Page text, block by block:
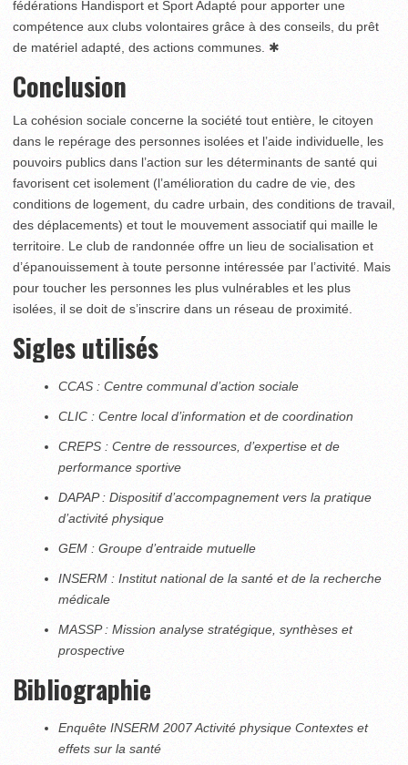
fédérations Handisport et Sport Adapté pour apporter une
compétence aux clubs volontaires grâce à des conseils, du prêt
de matériel adapté, des actions communes. ✱
Conclusion
La cohésion sociale concerne la société tout entière, le citoyen
dans le repérage des personnes isolées et l’aide individuelle, les
pouvoirs publics dans l’action sur les déterminants de santé qui
favorisent cet isolement (l’amélioration du cadre de vie, des
conditions de logement, du cadre urbain, des conditions de travail,
des déplacements) et tout le mouvement associatif qui maille le
territoire. Le club de randonnée offre un lieu de socialisation et
d’épanouissement à toute personne intéressée par l’activité. Mais
pour toucher les personnes les plus vulnérables et les plus
isolées, il se doit de s’inscrire dans un réseau de proximité.
Sigles utilisés
CCAS : Centre communal d’action sociale
CLIC : Centre local d’information et de coordination
CREPS : Centre de ressources, d’expertise et de
performance sportive
DAPAP : Dispositif d’accompagnement vers la pratique
d’activité physique
GEM : Groupe d’entraide mutuelle
INSERM : Institut national de la santé et de la recherche
médicale
MASSP : Mission analyse stratégique, synthèses et
prospective
Bibliographie
Enquête INSERM 2007 Activité physique Contextes et
effets sur la santé